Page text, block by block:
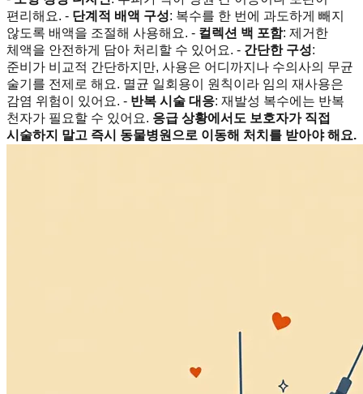
편리해요. - 단계적 배액 구성: 복수를 한 번에 과도하게 빼지
않도록 배액을 조절해 사용해요. - 컬렉션 백 포함: 제거한
체액을 안전하게 담아 처리할 수 있어요. - 간단한 구성:
준비가 비교적 간단하지만, 사용은 어디까지나 수의사의 무균
술기를 전제로 해요. 멸균 일회용이 원칙이라 임의 재사용은
감염 위험이 있어요. - 반복 시술 대응: 재발성 복수에는 반복
천자가 필요할 수 있어요. 응급 상황에서도 보호자가 직접
시술하지 말고 즉시 동물병원으로 이동해 처치를 받아야 해요.